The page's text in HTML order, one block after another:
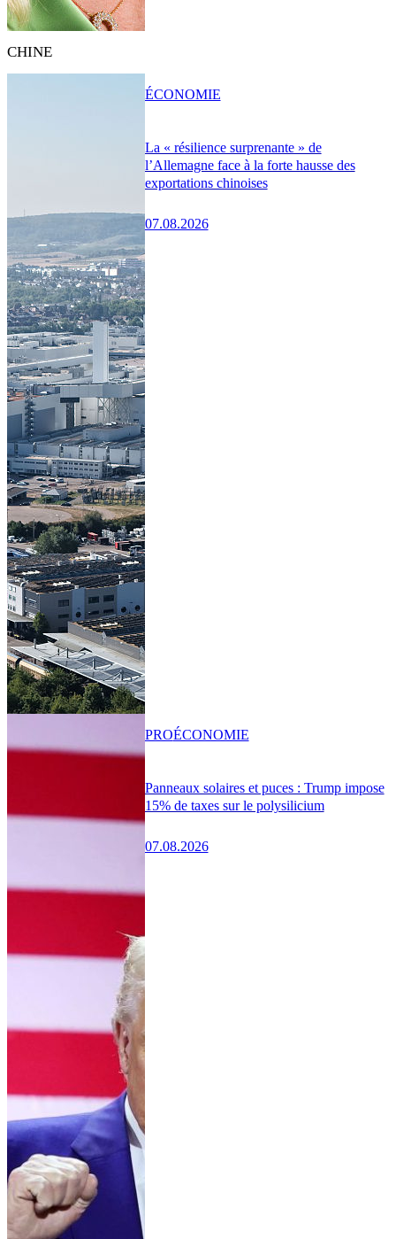
CHINE
La « résilience surprenante » de
l’Allemagne face à la forte hausse des
exportations chinoises
07.08.2026
ÉCONOMIE
Panneaux solaires et puces : Trump impose
15% de taxes sur le polysilicium
07.08.2026
PROÉCONOMIE